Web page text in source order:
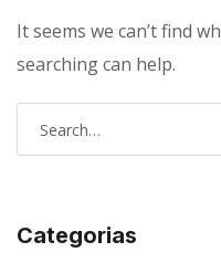
It seems we can’t find
searching can help.
Categorias